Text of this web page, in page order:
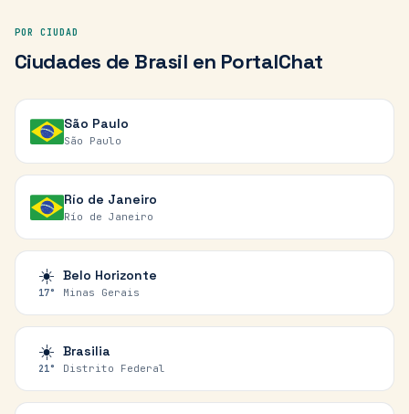
POR CIUDAD
Ciudades de Brasil en PortalChat
São Paulo
São Paulo
Río de Janeiro
Río de Janeiro
☀️
17°
Belo Horizonte
Minas Gerais
☀️
21°
Brasilia
Distrito Federal